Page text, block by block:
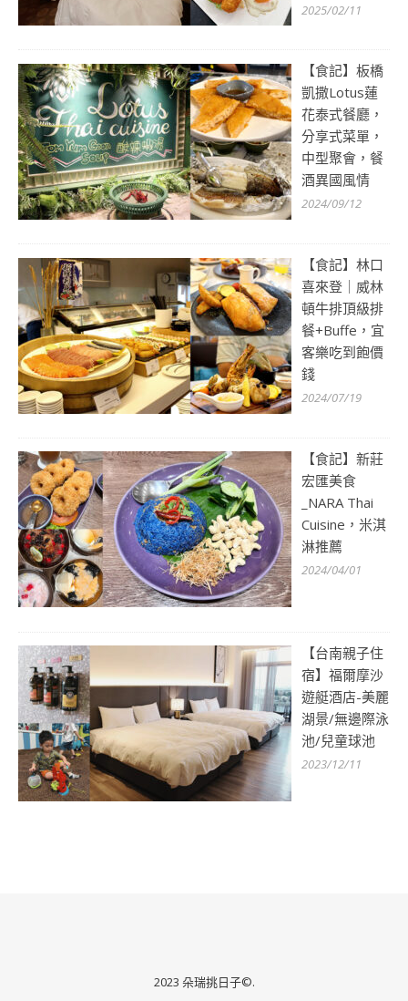
2025/02/11
【食記】板橋
凱撒Lotus蓮
花泰式餐廳，
分享式菜單，
中型聚會，餐
酒異國風情
2024/09/12
【食記】林口
喜來登｜威林
頓牛排頂級排
餐+Buffe，宜
客樂吃到飽價
錢
2024/07/19
【食記】新莊
宏匯美食
_NARA Thai
Cuisine，米淇
淋推薦
2024/04/01
【台南親子住
宿】福爾摩沙
遊艇酒店-美麗
湖景/無邊際泳
池/兒童球池
2023/12/11
2023 朵瑞挑日子©.